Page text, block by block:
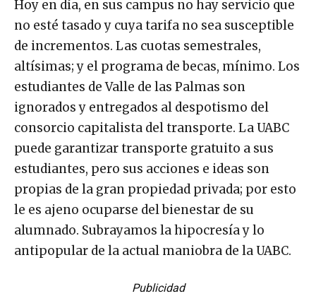
Hoy en día, en sus campus no hay servicio que
no esté tasado y cuya tarifa no sea susceptible
de incrementos. Las cuotas semestrales,
altísimas; y el programa de becas, mínimo. Los
estudiantes de Valle de las Palmas son
ignorados y entregados al despotismo del
consorcio capitalista del transporte. La UABC
puede garantizar transporte gratuito a sus
estudiantes, pero sus acciones e ideas son
propias de la gran propiedad privada; por esto
le es ajeno ocuparse del bienestar de su
alumnado. Subrayamos la hipocresía y lo
antipopular de la actual maniobra de la UABC.
Publicidad